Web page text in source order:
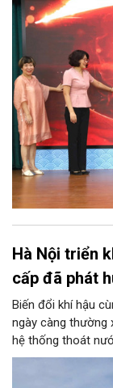
Hà Nội triển
cấp đã phát
Biến đổi khí hậu
ngày càng thường
hệ thống thoát